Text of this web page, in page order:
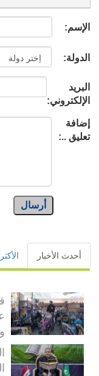
الإسم:
الدولة:
البريد
الإلكتروني:
إضافة
تعليق ..:
أرسال
أحدث الأخبار